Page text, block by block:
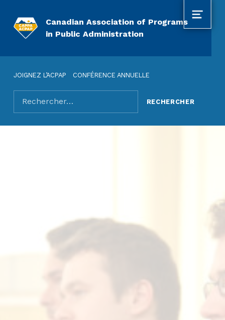
Canadian Association of Programs
in Public Administration
JOIGNEZ L’ACPAP CONFÉRENCE ANNUELLE
Rechercher pour :
MENU